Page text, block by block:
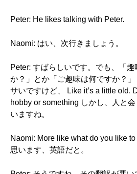
Peter: He likes talking with Peter.
Naomi: はい、次行きましょう。
Peter: すばらしいです。でも、「趣
か？」とか「ご趣味は何ですか？
サいですけど、 Like it’s a little old.
hobby or something しかし、人と
いますね。
Naomi: More like what do you like
思います、英語だと。